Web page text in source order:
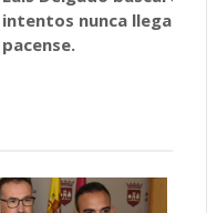
intentos nunca llegaron
pacense.